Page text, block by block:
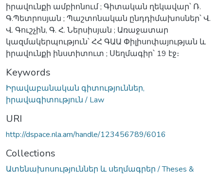
իրավունքի ամբիոնում ; Գիտական ղեկավար՝ Ռ.
Գ.Պետրոսյան ; Պաշտոնական ընդդիմախոսներ՝ Վ.
Վ. Գուշչին, Գ. Հ. Ներսիսյան ; Առաջատար
կազմակերպություն՝ ՀՀ ԳԱԱ Փիլիսոփայության և
իրավունքի ինստիտուտ ; Սեղմագիր՝ 19 էջ։
Keywords
Իրավաբանական գիտություններ,
իրավագիտություն / Law
URI
http://dspace.nla.am/handle/123456789/6016
Collections
Ատենախոսություններ և սեղմագրեր / Theses &